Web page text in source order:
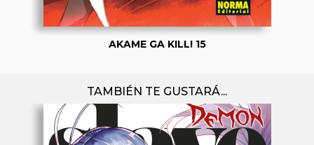
AKAME GA KILL! 15
TAMBIÉN TE GUSTARÁ...